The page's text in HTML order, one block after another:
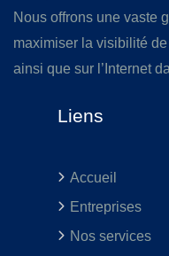
Nous offrons une vaste
maximiser la visibilité
ainsi que sur l’Internet
Liens
Accueil
Entreprises
Nos services